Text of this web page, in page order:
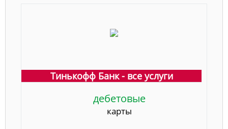
Тинькофф Банк - все услуги
дебетовые
карты